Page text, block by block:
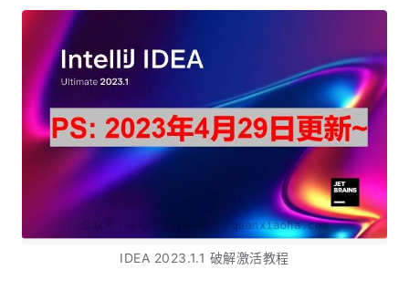
IDEA 2023.1.1 破解激活教程